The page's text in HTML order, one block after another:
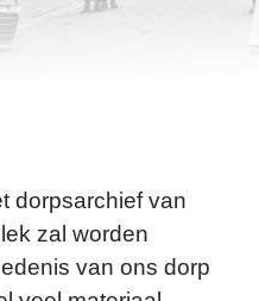
dorpsarchief van
zal worden
van ons dorp